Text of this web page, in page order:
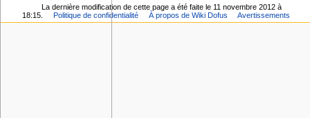
La dernière modification de cette page a été faite le 11 novembre 2012 à
18:15.
Politique de confidentialité À propos de Wiki Dofus Avertissements